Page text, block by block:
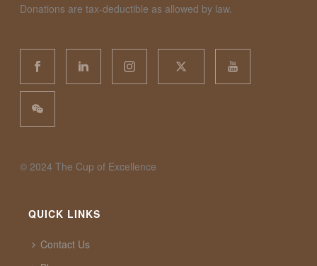
Donations are tax-deductible as allowed by law.
©️ 2024 The Cup of Excellence
QUICK LINKS
Contact Us